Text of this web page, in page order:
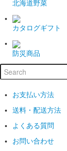
北海道野菜
カタログギフト
防災商品
お支払い方法
送料・配送方法
よくある質問
お問い合わせ